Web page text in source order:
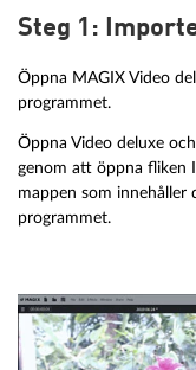
Steg 1:
Öppna MAGIX Video
programmet.
Öppna Video deluxe
genom att öppna fliken
mappen som innehåller
programmet.